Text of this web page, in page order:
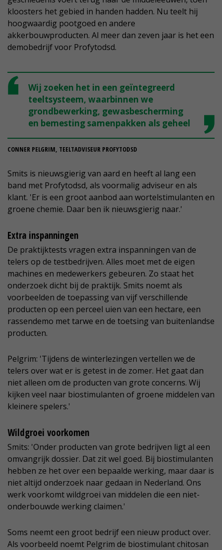
kloosters het gebied in handen hadden. Nu teelt hij
hoogwaardig pootgoed en andere
akkerbouwproducten. Al meer dan zeven jaar is het een
demobedrijf voor Profytodsd.
Wij zoeken het in een geïntegreerd
teeltsysteem, waarbinnen we
grondbewerking, gewasbescherming
en bemesting samenpakken als geheel
CONNER PELGRIM, TEELTADVISEUR PROFYTODSD
Smits is nieuwsgierig van aard en heeft al lang een
band met Profytodsd, als voormalig adviseur en als
klant. 'Er is een groot aanbod aan wortelstimulanten en
groene chemie. Daar ben ik nieuwsgierig naar.'
Extra inspanningen
De praktijktests vragen extra inspanningen van de
telers op de testbedrijven. Alles moet met de eigen
machines en medewerkers gebeuren. Zo staat het
onderzoek dicht bij de praktijk. Smits noemt als
voorbeelden de toepassing van vijf verschillende
producten op een perceel uien van een hectare, een
rassendemo met tarwe en de toetsing van buitenlandse
producten.
Pelgrim: 'Tijdens de winterlezingen vertellen we de
telers over wat er is getest in de zomer. Het gaat dan
niet alleen om de producten van grote concerns. Wij
kijken veel naar biostimulanten of groene middelen van
kleinere spelers.'
Wildgroei voorkomen
Smits: 'Onder producten van grote bedrijven ligt al een
omvangrijk dossier. Dat zit wel goed. Bij biostimulanten
hebben ze het over een bepaalde werking, maar daar is
niet altijd onderzoek naar gedaan in Nederland. Ons
werk voorkomt wildgroei van middelen die een niet-
onderbouwde werking claimen.'
Soms neemt een groot bedrijf een nieuw product over.
Als voorbeeld noemt Pelgrim de biostimulant chitosan